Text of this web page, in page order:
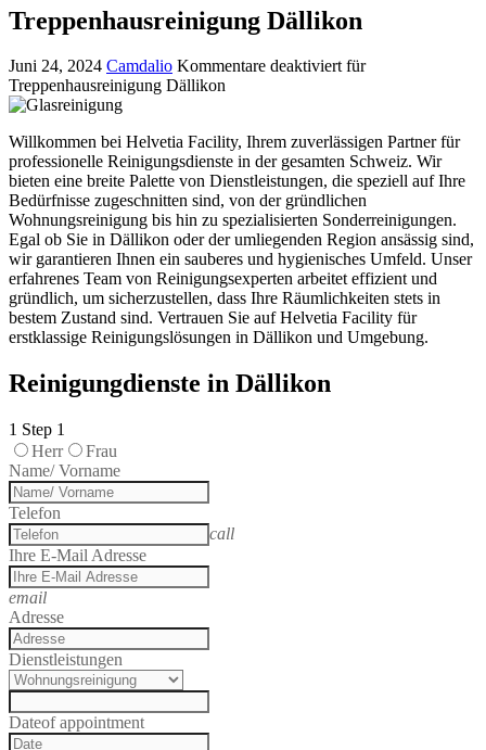
Treppenhausreinigung Dällikon
Juni 24, 2024 Camdalio Kommentare deaktiviertfür
Treppenhausreinigung Dällikon
Willkommen bei Helvetia Facility, Ihrem zuverlässigen Partner für
professionelle Reinigungsdienste in der gesamten Schweiz. Wir
bieten eine breite Palette von Dienstleistungen, die speziell auf Ihre
Bedürfnisse zugeschnitten sind, von der gründlichen
Wohnungsreinigung bis hin zu spezialisierten Sonderreinigungen.
Egal ob Sie in Dällikon oder der umliegenden Region ansässig sind,
wir garantieren Ihnen ein sauberes und hygienisches Umfeld. Unser
erfahrenes Team von Reinigungsexperten arbeitet effizient und
gründlich, um sicherzustellen, dass Ihre Räumlichkeiten stets in
bestem Zustand sind. Vertrauen Sie auf Helvetia Facility für
erstklassige Reinigungslösungen in Dällikon und Umgebung.
Reinigungdienste in Dällikon
1 Step 1
Herr
Frau
Name/ Vorname
Telefon
call
Ihre E-Mail Adresse
email
Adresse
Dienstleistungen
Dateof appointment